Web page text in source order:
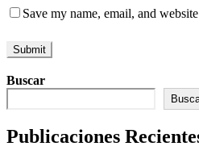
Save my name, email, and
Buscar
Publicaciones